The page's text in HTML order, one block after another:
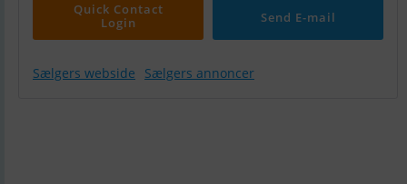
Quick Contact
Login
Send E-mail
Sælgers webside Sælgers annoncer